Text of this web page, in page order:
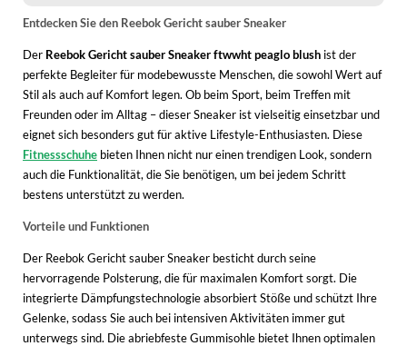
Entdecken Sie den Reebok Gericht sauber Sneaker
Der Reebok Gericht sauber Sneaker ftwwht peaglo blush ist der
perfekte Begleiter für modebewusste Menschen, die sowohl Wert auf
Stil als auch auf Komfort legen. Ob beim Sport, beim Treffen mit
Freunden oder im Alltag – dieser Sneaker ist vielseitig einsetzbar und
eignet sich besonders gut für aktive Lifestyle-Enthusiasten. Diese
Fitnessschuhe bieten Ihnen nicht nur einen trendigen Look, sondern
auch die Funktionalität, die Sie benötigen, um bei jedem Schritt
bestens unterstützt zu werden.
Vorteile und Funktionen
Der Reebok Gericht sauber Sneaker besticht durch seine
hervorragende Polsterung, die für maximalen Komfort sorgt. Die
integrierte Dämpfungstechnologie absorbiert Stöße und schützt Ihre
Gelenke, sodass Sie auch bei intensiven Aktivitäten immer gut
unterwegs sind. Die abriebfeste Gummisohle bietet Ihnen optimalen